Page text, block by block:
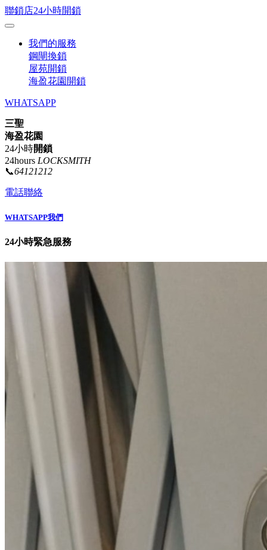
聯鎖店24小時開鎖
我們的服務
鋼閘換鎖
屋苑開鎖
海盈花園開鎖
WHATSAPP
三聖
海盈花園
24小時開鎖
24hours LOCKSMITH
📞64121212
電話聯絡
WHATSAPP我們
24小時緊急服務